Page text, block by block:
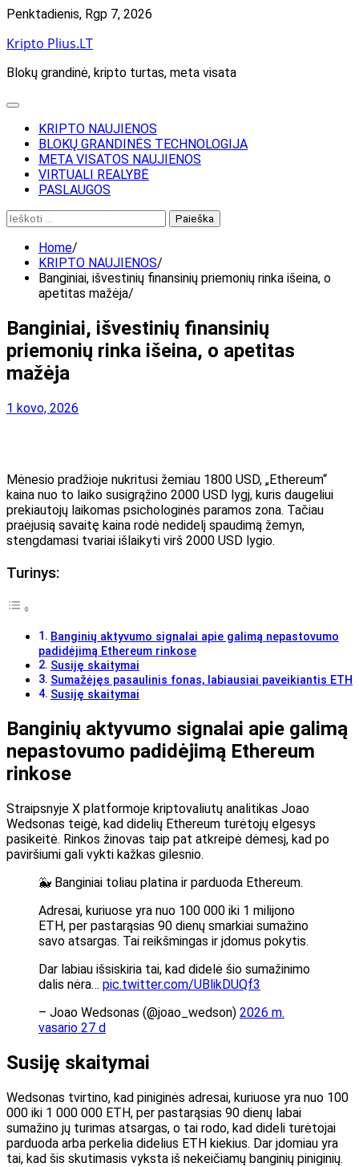
Skip
content
Penktadienis, Rgp 7, 2026
Kripto Plius.LT
Blokų grandinė, kripto turtas, meta visata
KRIPTO NAUJIENOS
BLOKŲ GRANDINĖS TECHNOLOGIJA
META VISATOS NAUJIENOS
VIRTUALI REALYBĖ
PASLAUGOS
Ieškoti:
Home
KRIPTO NAUJIENOS
Banginiai, išvestinių finansinių priemonių rinka išeina, o
apetitas mažėja
Banginiai, išvestinių finansinių
priemonių rinka išeina, o apetitas
mažėja
1 kovo, 2026
Mėnesio pradžioje nukritusi žemiau 1800 USD, „Ethereum“
kaina nuo to laiko susigrąžino 2000 USD lygį, kuris daugeliui
prekiautojų laikomas psichologinės paramos zona. Tačiau
praėjusią savaitę kaina rodė nedidelį spaudimą žemyn,
stengdamasi tvariai išlaikyti virš 2000 USD lygio.
Turinys:
Banginių aktyvumo signalai apie galimą nepastovumo
padidėjimą Ethereum rinkose
Susiję skaitymai
Sumažėjęs pasaulinis fonas, labiausiai paveikiantis ETH
Susiję skaitymai
Banginių aktyvumo signalai apie galimą
nepastovumo padidėjimą Ethereum
rinkose
Straipsnyje X platformoje kriptovaliutų analitikas Joao
Wedsonas teigė, kad didelių Ethereum turėtojų elgesys
pasikeitė. Rinkos žinovas taip pat atkreipė dėmesį, kad po
paviršiumi gali vykti kažkas gilesnio.
🐳 Banginiai toliau platina ir parduoda Ethereum.
Adresai, kuriuose yra nuo 100 000 iki 1 milijono
ETH, per pastarąsias 90 dienų smarkiai sumažino
savo atsargas. Tai reikšmingas ir įdomus pokytis.
Dar labiau išsiskiria tai, kad didelė šio sumažinimo
dalis nėra… pic.twitter.com/UBlikDUQf3
– Joao Wedsonas (@joao_wedson) 2026 m.
vasario 27 d
Susiję skaitymai
Wedsonas tvirtino, kad piniginės adresai, kuriuose yra nuo 100
000 iki 1 000 000 ETH, per pastarąsias 90 dienų labai
sumažino jų turimas atsargas, o tai rodo, kad dideli turėtojai
parduoda arba perkelia didelius ETH kiekius. Dar įdomiau yra
tai, kad šis skutimasis vyksta iš nekeičiamų banginių piniginių.